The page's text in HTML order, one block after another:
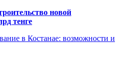
новой
тенге
в Костанае: возможности и